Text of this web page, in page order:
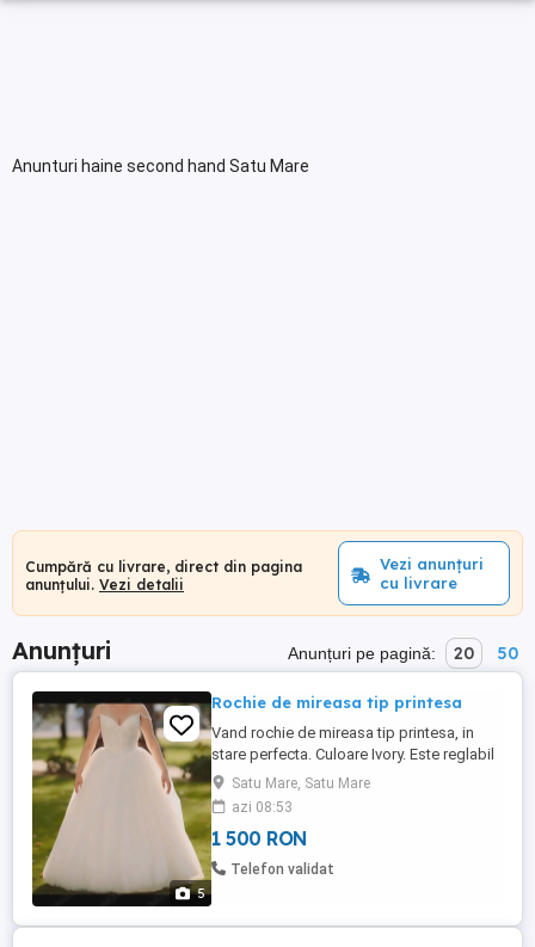
Anunturi haine second hand Satu Mare
Cumpără cu livrare, direct din pagina
anunțului. Vezi detalii
Vezi anunțuri
cu livrare
Anunțuri Anunțuri pe pagină: 20 50
5
Rochie de mireasa tip printesa
Vand rochie de mireasa tip printesa, in
stare perfecta. Culoare Ivory. Este reglabil
cu snur,peste snur este fermoar. (Vezi
poze). Se poate purta de la marimea XS
pana la M fiind reglabil. Rochia este Editie
limitata. Cadou jupon cu cerc nr.1
Satu Mare, Satu Mare
azi 08:53
1 500 RON
Telefon validat